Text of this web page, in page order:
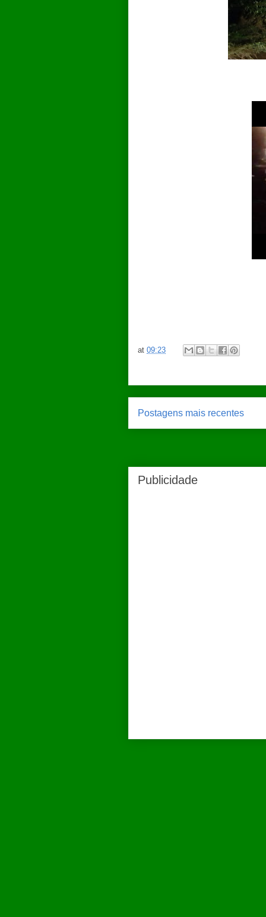
at 09:23
Postagens mais recentes
Publicidade